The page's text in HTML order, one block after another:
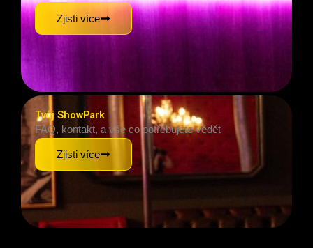
Zjisti více
Tvůj ShowPark
FAQ, kontakt, a vše co potřebujete vědět
Zjisti více